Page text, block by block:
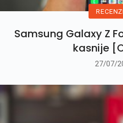
Samsung Galaxy Z
kasnije
27/07/